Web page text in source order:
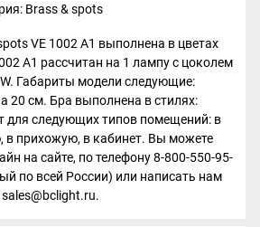
Brass & spots
VE 1002 A1 выполнена в цветах
A1 рассчитан на 1 лампу с цоколем
Габариты модели следующие:
20 см. Бра выполнена в стилях:
для следующих типов помещений: в
в прихожую, в кабинет. Вы можете
на сайте, по телефону 8-800-550-95-
по всей России) или написать нам